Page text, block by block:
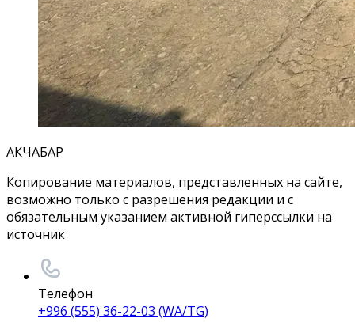
АКЧАБАР
Копирование материалов, представленных на сайте,
возможно только с разрешения редакции и с
обязательным указанием активной гиперссылки на
источник
Телефон
+996 (555) 36-22-03 (WA/TG)